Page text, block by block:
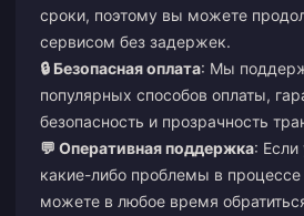
сроки, поэтому вы можете
сервисом без задержек.
🔒 Безопасная оплата: Мы
популярных способов оплаты,
безопасность и прозрачность
💬 Оперативная поддержка: Если
какие-либо проблемы в
можете в любое время